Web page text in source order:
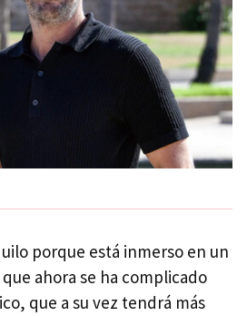
porque está inmerso en un
ahora se ha complicado
que a su vez tendrá más